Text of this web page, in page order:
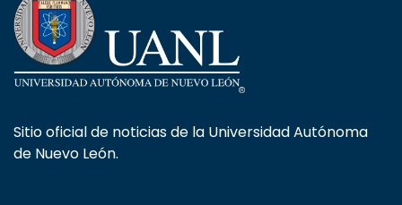
Sitio oficial de noticias de la Universidad Autónoma
de Nuevo León.